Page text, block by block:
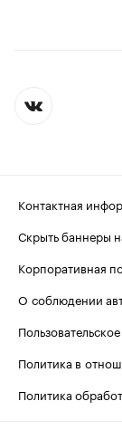
Контактная
Скрыть баннеры
Корпоративная
О соблюдении
Политика в
Политика